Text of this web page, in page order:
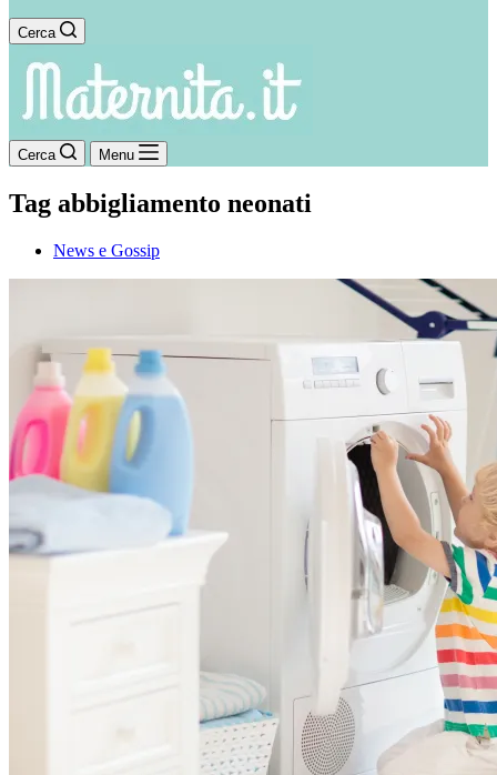
Cerca
Cerca Menu
Tag abbigliamento neonati
News e Gossip